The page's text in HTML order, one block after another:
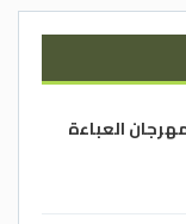
العباءة